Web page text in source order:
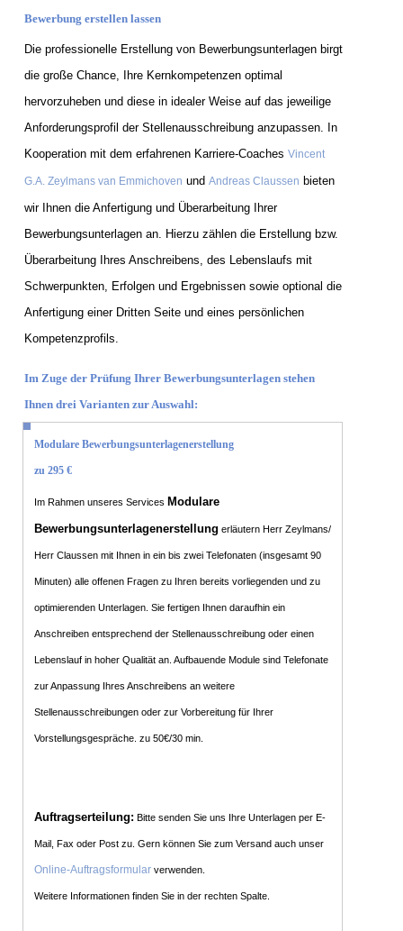
Bewerbung erstellen lassen
Die professionelle Erstellung von Bewerbungsunterlagen birgt
die große Chance, Ihre Kernkompetenzen optimal
hervorzuheben und diese in idealer Weise auf das jeweilige
Anforderungsprofil der Stellenausschreibung anzupassen. In
Kooperation mit dem erfahrenen Karriere-Coaches Vincent
G.A. Zeylmans van Emmichoven und Andreas Claussen bieten
wir Ihnen die Anfertigung und Überarbeitung Ihrer
Bewerbungsunterlagen an. Hierzu zählen die Erstellung bzw.
Überarbeitung Ihres Anschreibens, des Lebenslaufs mit
Schwerpunkten, Erfolgen und Ergebnissen sowie optional die
Anfertigung einer Dritten Seite und eines persönlichen
Kompetenzprofils.
Im Zuge der Prüfung Ihrer Bewerbungsunterlagen stehen
Ihnen drei Varianten zur Auswahl:
Modulare Bewerbungsunterlagenerstellung
zu 295 €
Im Rahmen unseres Services Modulare
Bewerbungsunterlagenerstellung erläutern Herr Zeylmans/
Herr Claussen mit Ihnen in ein bis zwei Telefonaten (insgesamt 90
Minuten) alle offenen Fragen zu Ihren bereits vorliegenden und zu
optimierenden Unterlagen. Sie fertigen Ihnen daraufhin ein
Anschreiben entsprechend der Stellenausschreibung oder einen
Lebenslauf in hoher Qualität an. Aufbauende Module sind Telefonate
zur Anpassung Ihres Anschreibens an weitere
Stellenausschreibungen oder zur Vorbereitung für Ihrer
Vorstellungsgespräche. zu 50€/30 min.
Auftragserteilung: Bitte senden Sie uns Ihre Unterlagen per E-
Mail, Fax oder Post zu. Gern können Sie zum Versand auch unser
Online-Auftragsformular verwenden.
Weitere Informationen finden Sie in der rechten Spalte.